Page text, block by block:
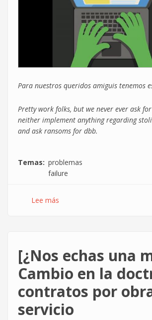
Para nuestros queridos amiguis tenemos
Pretty work folks, but we never ever ask
neither implement anything regarding
and ask ransoms for dbb.
Temas
problemas
failure
Lee más
nuestros
queridos
amiguis.
Un
beso.)
[¿Nos echas una
Cambio en la
contratos por
servicio